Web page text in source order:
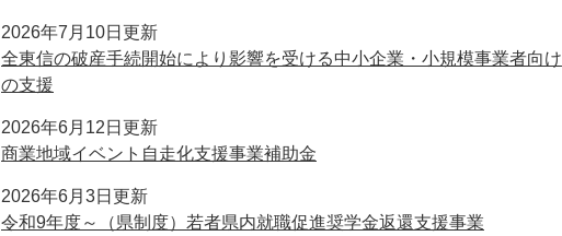
2026年7月10日更新
全東信の破産手続開始により影響を受ける中小企業・小規模事業者向け
の支援
2026年6月12日更新
商業地域イベント自走化支援事業補助金
2026年6月3日更新
令和9年度～（県制度）若者県内就職促進奨学金返還支援事業